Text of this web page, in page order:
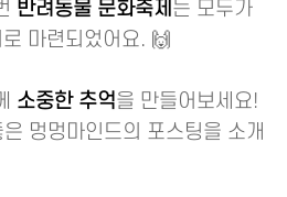
반려동물 문화축제 는 모두가
마련되었어요. 🙌
소중한 추억을 만들어보세요!
멍멍마인드의 포스팅을 소개